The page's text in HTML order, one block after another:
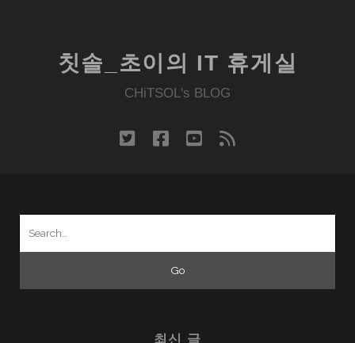
칫솔_초이의 IT 휴게실
CHiTSOL's BLOG
twitterfacebook
youtube
rss
최신 글